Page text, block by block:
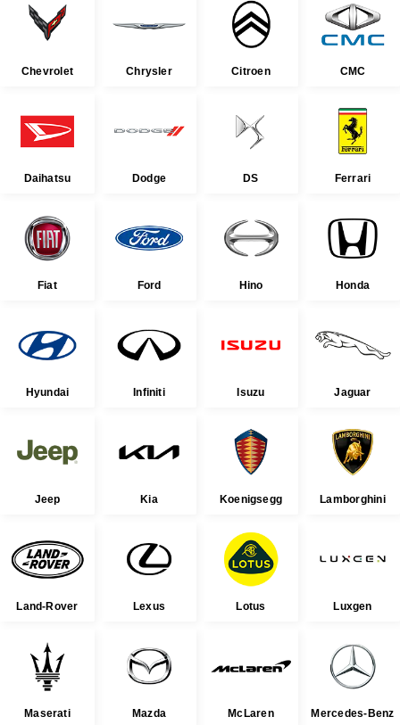
Chevrolet Chrysler Citroen CMC
Daihatsu Dodge DS Ferrari
Fiat Ford Hino Honda
Hyundai Infiniti Isuzu Jaguar
Jeep Kia Koenigsegg Lamborghini
Land-Rover Lexus Lotus Luxgen
Maserati Mazda McLaren Mercedes-Benz